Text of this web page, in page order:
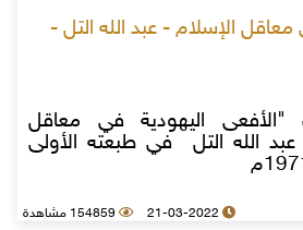
الإسلام - عبد الله التل -
اليهودية في معاقل
الله التل في طبعته الأولى
21-03-2022 154859 مشاهدة